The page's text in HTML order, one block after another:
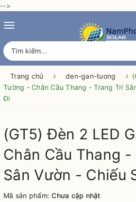
-->
Toggle
Trang chủ den-gan-tuong
Tường - Chân Cầu Thang - Trang Trí
Đi
(GT5) Đèn 2 LED
Chân Cầu Thang -
Sân Vườn - Chiếu
Mã sản phẩm:Chưa cập nhật